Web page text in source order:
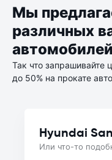
Мы
различных
автомобилей
Так что запрашивайте
до 50% на прокате
Hyundai
Или что-то